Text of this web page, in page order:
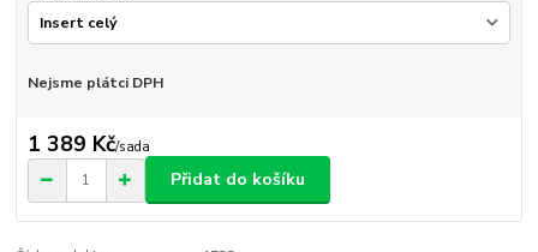
Nejsme plátci DPH
1 389 Kč/sada
Přidat do košíku